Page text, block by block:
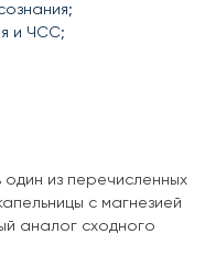
и ЧСС;
один из перечисленных
с магнезией
аналог сходного